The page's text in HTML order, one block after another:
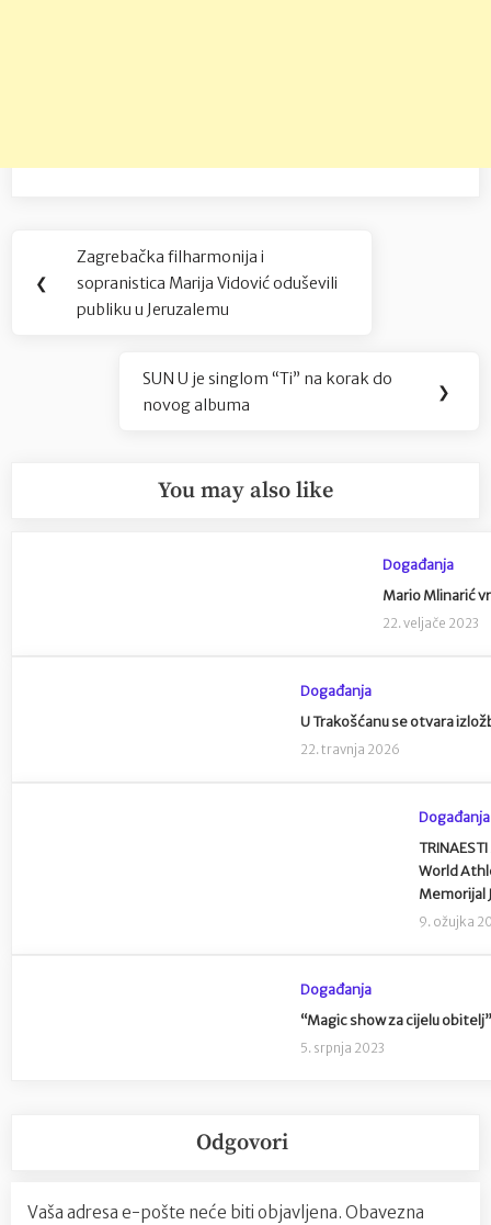
Navigacija
objava
❮
Previous
Post:
Zagrebačka filharmonija i
sopranistica Marija Vidović oduševili
publiku u Jeruzalemu
Next
Post:
SUN U je singlom “Ti” na korak do
novog albuma
❯
You may also like
Događanja
Mario Mlinarić
22. veljače 2023
Događanja
U Trakošćanu se otvara
22. travnja 2026
Događanja
TRINAESTI
World
Memorijal
9. ožujka
Događanja
“Magic show za cijelu
5. srpnja 2023
Odgovori
Vaša adresa e-pošte neće biti objavljena. Obavezna